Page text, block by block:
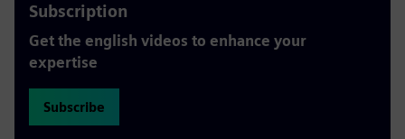
Subscription
Get the english videos to enhance your
expertise
Subscribe